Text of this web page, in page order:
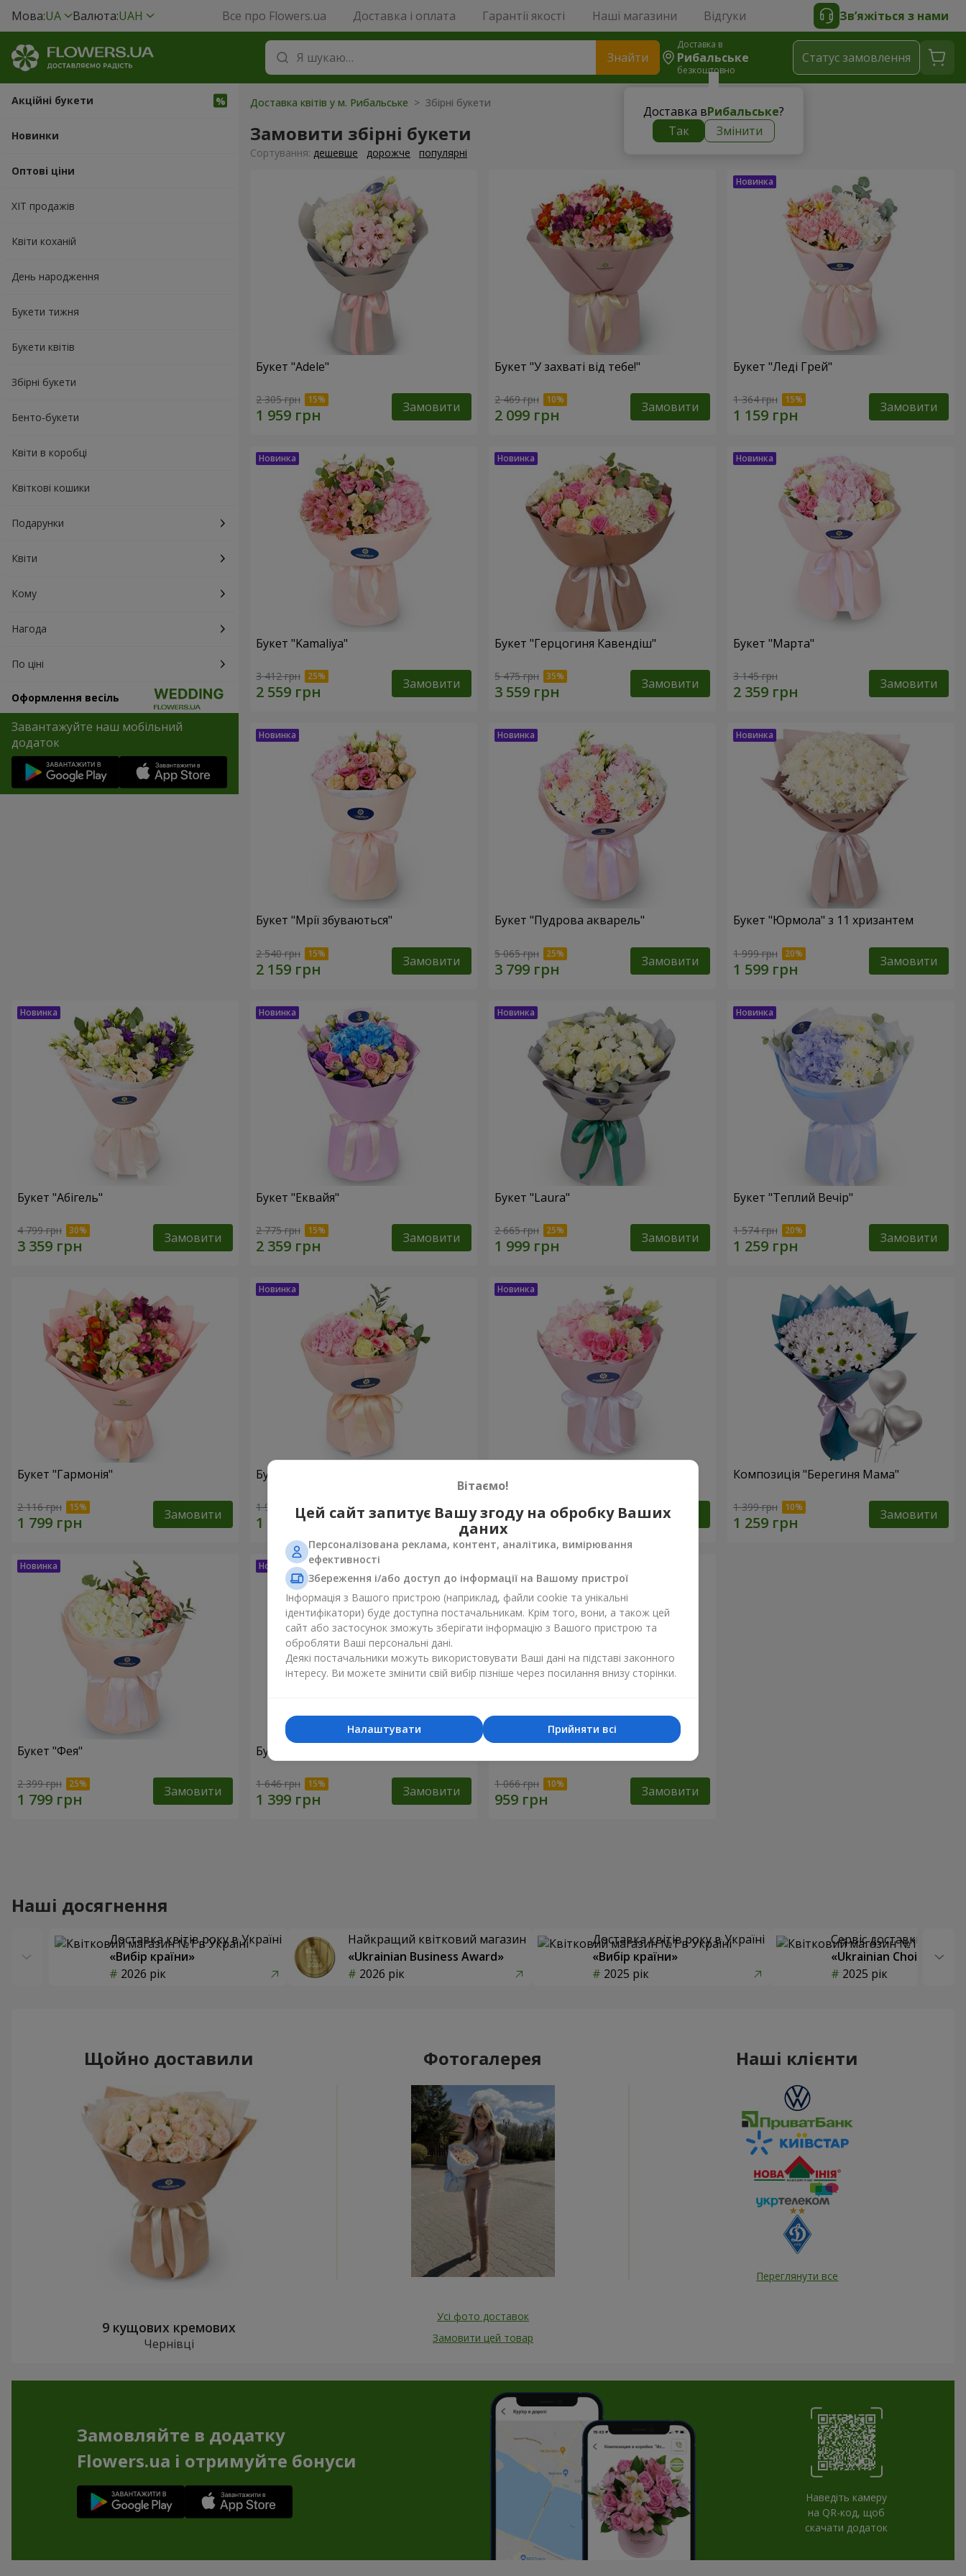
Мова:UA Валюта:UAH Все про Flowers.ua Доставка і оплата Гарантії якості Наші магазини Відгуки Зв’яжіться з нами
Знайти
Доставка в
Рибальське
безкоштовно
Доставка вРибальське?
Так
Змінити
Статус замовлення
Акційні букети
Новинки
Оптові ціни
ХІТ продажів
Квіти коханій
День народження
Букети тижня
Букети квітів
Збірні букети
Бенто-букети
Квіти в коробці
Квіткові кошики
Подарунки
Квіти
Кому
Нагода
По ціні
Оформлення весіль
Завантажуйте наш мобільний
додаток
Доставка квітів у м. Рибальське > Збірні букети
Замовити збірні букети
Сортування: дешевше дорожче популярні
Букет "Adele"
2 305 грн Замовити
Букет "У захваті від тебе!"
2 469 грн Замовити
Букет "Леді Грей"
1 364 грн Замовити
Букет "Kamaliya"
3 412 грн Замовити
Букет "Герцогиня Кавендіш"
5 475 грн Замовити
Букет "Марта"
3 145 грн Замовити
Букет "Мрії збуваються"
2 540 грн Замовити
Букет "Пудрова акварель"
5 065 грн Замовити
Букет "Юрмола" з 11 хризантем
1 999 грн Замовити
Букет "Абігель"
4 799 грн Замовити
Букет "Еквайя"
2 775 грн Замовити
Букет "Laura"
2 665 грн Замовити
Букет "Теплий Вечір"
1 574 грн Замовити
Букет "Гармонія"
2 116 грн Замовити
Букет "El Monte"
1 999 грн Замовити 1 843 грн Замовити
Композиція "Берегиня Мама"
1 399 грн Замовити
Букет "Фея"
2 399 грн Замовити
Букет "Юрмола" з 9 хризантем
1 646 грн Замовити 1 066 грн Замовити
Наші досягнення
Доставка квітів року в Україні
«Вибір країни»
2026 рік
Найкращий квітковий магазин
«Ukrainian Business Award»
2026 рік
Доставка квітів року в Україні
«Вибір країни»
2025 рік
Сервіс доставки квітів
«Ukrainian Choice»
2025 рік
Щойно доставили
9 кущових кремових
Чернівці
Фотогалерея
Усі фото доставок
Замовити цей товар
Наші клієнти
Переглянути все
Замовляйте в додатку
Flowers.ua і отримуйте бонуси
Наведіть камеру
на QR-код, щоб
скачати додаток
Вітаємо!
Цей сайт запитує Вашу згоду на обробку Ваших
даних
Персоналізована реклама, контент, аналітика, вимірювання
ефективності
Збереження і/або доступ до інформації на Вашому пристрої
Інформація з Вашого пристрою (наприклад, файли cookie та унікальні
ідентифікатори) буде доступна постачальникам. Крім того, вони, а також цей
сайт або застосунок зможуть зберігати інформацію з Вашого пристрою та
обробляти Ваші персональні дані.
Деякі постачальники можуть використовувати Ваші дані на підставі законного
інтересу. Ви можете змінити свій вибір пізніше через посилання внизу сторінки.
Прийняти всі
Налаштувати